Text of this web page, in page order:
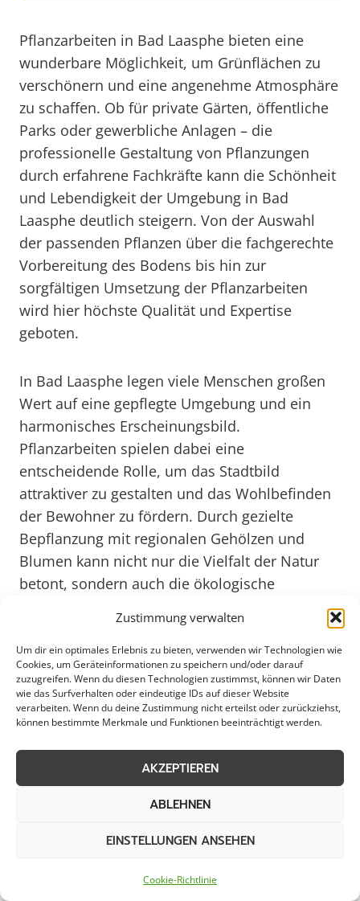
Zustimmung verwalten
Um dir ein optimales Erlebnis zu bieten, verwenden wir Technologien wie
Cookies, um Geräteinformationen zu speichern und/oder darauf
zuzugreifen. Wenn du diesen Technologien zustimmst, können wir Daten
wie das Surfverhalten oder eindeutige IDs auf dieser Website
verarbeiten. Wenn du deine Zustimmung nicht erteilst oder zurückziehst,
können bestimmte Merkmale und Funktionen beeinträchtigt werden.
AKZEPTIEREN
ABLEHNEN
EINSTELLUNGEN ANSEHEN
Cookie-Richtlinie
Pflanzarbeiten in Bad Laasphe bieten eine
wunderbare Möglichkeit, um Grünflächen zu
verschönern und eine angenehme Atmosphäre
zu schaffen. Ob für private Gärten, öffentliche
Parks oder gewerbliche Anlagen – die
professionelle Gestaltung von Pflanzungen
durch erfahrene Fachkräfte kann die Schönheit
und Lebendigkeit der Umgebung in Bad
Laasphe deutlich steigern. Von der Auswahl
der passenden Pflanzen über die fachgerechte
Vorbereitung des Bodens bis hin zur
sorgfältigen Umsetzung der Pflanzarbeiten
wird hier höchste Qualität und Expertise
geboten.
In Bad Laasphe legen viele Menschen großen
Wert auf eine gepflegte Umgebung und ein
harmonisches Erscheinungsbild.
Pflanzarbeiten spielen dabei eine
entscheidende Rolle, um das Stadtbild
attraktiver zu gestalten und das Wohlbefinden
der Bewohner zu fördern. Durch gezielte
Bepflanzung mit regionalen Gehölzen und
Blumen kann nicht nur die Vielfalt der Natur
betont, sondern auch die ökologische
professioneller Landschaftsgärtner in Bad
Laasphe kann dabei unterstützen, individuelle
Konzepte für Pflanzarbeiten zu entwickeln, die
sowohl ästhetisch ansprechend als auch
ökologisch sinnvoll sind.
Weitere Themen in Bad Laasphe
Gartengestaltung Neuanlage